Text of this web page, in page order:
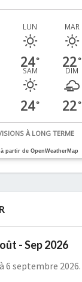
LUN
24°
MAR
22°
SAM
24°
DIM
22°
À LONG TERME
à partir de OpenWeatherMap
- Sep 2026
6 septembre 2026.